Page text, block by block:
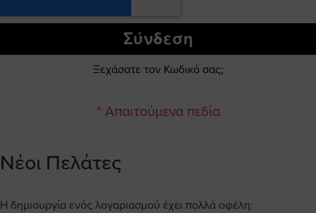
Σύνδεση
Ξεχάσατε τον Κωδικό σας;
Νέοι Πελάτες
Η δημιουργία ενός λογαριασμού έχει πολλά οφέλη: